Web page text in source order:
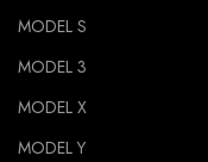
MODEL S
MODEL 3
MODEL X
MODEL Y